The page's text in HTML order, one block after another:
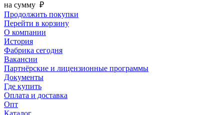
на сумму ₽
Продолжить покупки
Перейти в корзину
О компании
История
Фабрика сегодня
Вакансии
Партнёрские и лицензионные программы
Документы
Где купить
Оплата и доставка
Опт